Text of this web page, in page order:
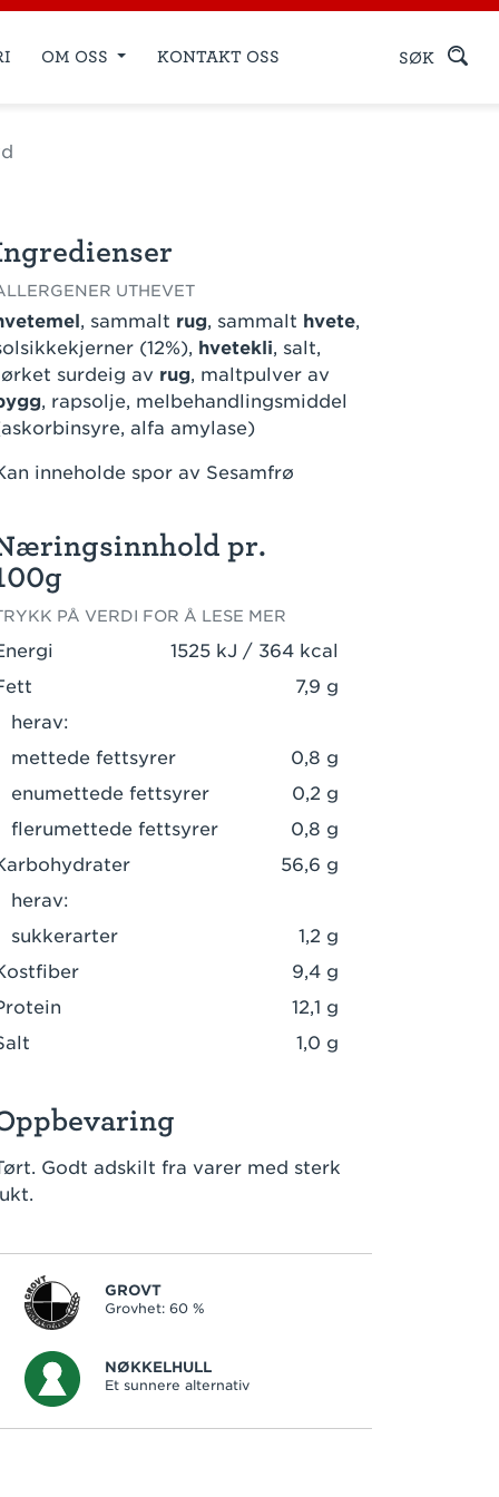
OM OSS KONTAKT OSS SØK
UTHEVET
, sammalt rug, sammalt hvete,
(12%), hvetekli, salt,
surdeig av rug, maltpulver av
, rapsolje, melbehandlingsmiddel
alfa amylase)
inneholde spor av Sesamfrø
pr.
PÅ VERDI FOR Å LESE MER
1525 kJ / 364 kcal
7,9 g
herav:
mettede fettsyrer
0,8 g
enumettede fettsyrer
0,2 g
flerumettede fettsyrer
0,8 g
56,6 g
herav:
sukkerarter
1,2 g
9,4 g
12,1 g
1,0 g
Godt adskilt fra varer med sterk
GROVT
Grovhet: 60 %
NØKKELHULL
Et sunnere alternativ